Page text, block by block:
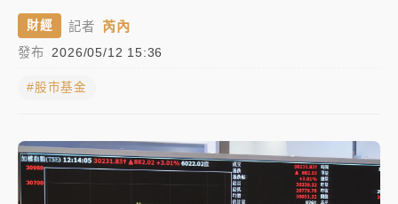
NBA｜
盟 兩大愛徒向他致
處置制度大變革！ 證交所今起縮短股票「關禁閉」天
數與撮合時間
財經 記者 芮內
發布 2026/05/12 15:36
#股市基金